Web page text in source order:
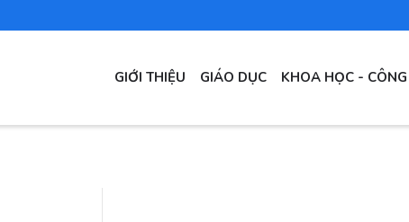
MAIN
NAVIGATION
GIỚI THIỆU GIÁO DỤC KHOA HỌC -